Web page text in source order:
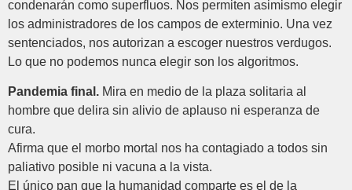
condenarán como superfluos. Nos permiten asimismo elegir
los administradores de los campos de exterminio. Una vez
sentenciados, nos autorizan a escoger nuestros verdugos.
Lo que no podemos nunca elegir son los algoritmos.
Pandemia final. Mira en medio de la plaza solitaria al
hombre que delira sin alivio de aplauso ni esperanza de
cura.
Afirma que el morbo mortal nos ha contagiado a todos sin
paliativo posible ni vacuna a la vista.
El único pan que la humanidad comparte es el de la